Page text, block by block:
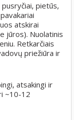
pietūs,
atskirai
jūros). Nuolatinis
Retkarčiais
priežiūra ir
atsakingi ir
~10-12